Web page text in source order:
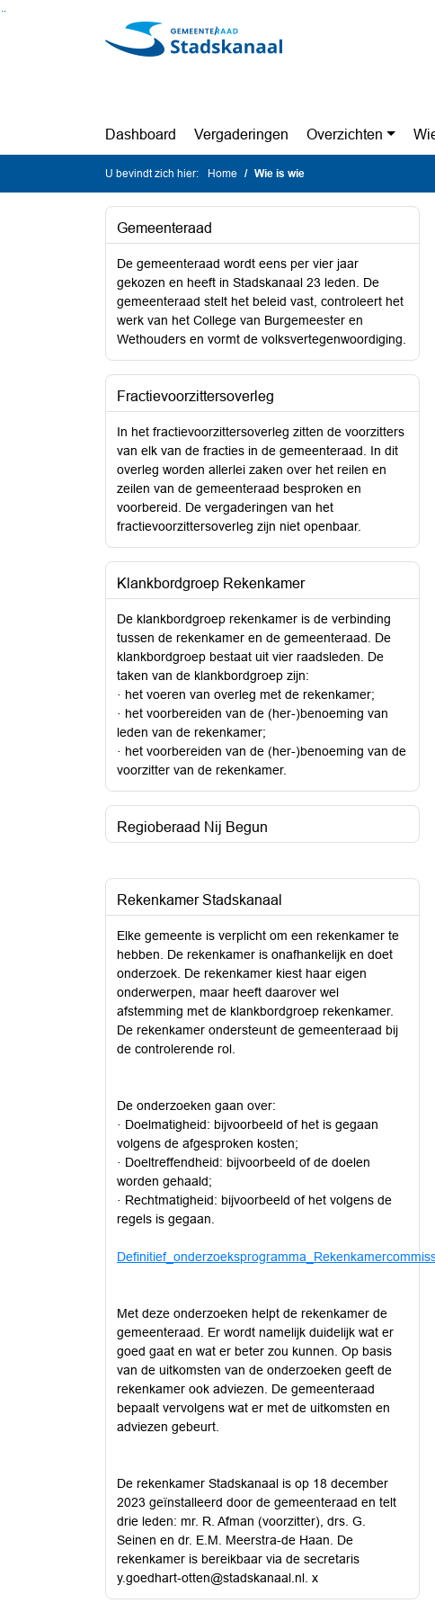
Ga naar de inhoud van deze pagina
Dashboard Vergaderingen Overzichten
U bevindt zich hier: Home Wie is wie
Gemeenteraad
De gemeenteraad wordt eens per vier jaar
gekozen en heeft in Stadskanaal 23 leden. De
gemeenteraad stelt het beleid vast, controleert het
werk van het College van Burgemeester en
Wethouders en vormt de volksvertegenwoordiging.
Fractievoorzittersoverleg
In het fractievoorzittersoverleg zitten de voorzitters
van elk van de fracties in de gemeenteraad. In dit
overleg worden allerlei zaken over het reilen en
zeilen van de gemeenteraad besproken en
voorbereid. De vergaderingen van het
fractievoorzittersoverleg zijn niet openbaar.
Klankbordgroep Rekenkamer
De klankbordgroep rekenkamer is de verbinding
tussen de rekenkamer en de gemeenteraad. De
klankbordgroep bestaat uit vier raadsleden. De
taken van de klankbordgroep zijn:
· het voeren van overleg met de rekenkamer;
· het voorbereiden van de (her-)benoeming van
leden van de rekenkamer;
· het voorbereiden van de (her-)benoeming van de
voorzitter van de rekenkamer.
Regioberaad Nij Begun
Rekenkamer Stadskanaal
Elke gemeente is verplicht om een rekenkamer te
hebben. De rekenkamer is onafhankelijk en doet
onderzoek. De rekenkamer kiest haar eigen
onderwerpen, maar heeft daarover wel
afstemming met de klankbordgroep rekenkamer.
De rekenkamer ondersteunt de gemeenteraad bij
de controlerende rol.
De onderzoeken gaan over:
· Doelmatigheid: bijvoorbeeld of het is gegaan
volgens de afgesproken kosten;
· Doeltreffendheid: bijvoorbeeld of de doelen
worden gehaald;
· Rechtmatigheid: bijvoorbeeld of het volgens de
regels is gegaan.
Met deze onderzoeken helpt de rekenkamer de
gemeenteraad. Er wordt namelijk duidelijk wat er
goed gaat en wat er beter zou kunnen. Op basis
van de uitkomsten van de onderzoeken geeft de
rekenkamer ook adviezen. De gemeenteraad
bepaalt vervolgens wat er met de uitkomsten en
adviezen gebeurt.
De rekenkamer Stadskanaal is op 18 december
2023 geïnstalleerd door de gemeenteraad en telt
drie leden: mr. R. Afman (voorzitter), drs. G.
Seinen en dr. E.M. Meerstra-de Haan. De
rekenkamer is bereikbaar via de secretaris
y.goedhart-otten@stadskanaal.nl . x